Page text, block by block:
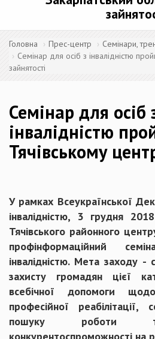
Головна Прес-центр
Семінари,
Семінар для осіб з інвалідністю
зайнятості
Семінар для осіб
інвалідністю
Тячівському
У рамках Всеукраїнської
інвалідністю, 3 грудня
Тячівського районного
профінформаційний
інвалідністю. Мета заходу -
захисту громадян цієї
всебічної допомоги
професійної реабілітації,
пошуку роботи